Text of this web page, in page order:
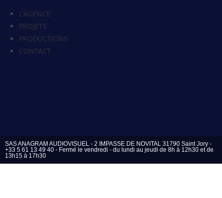
L’AGENCE
PROJETS
PRODUCTIONS
CONTACT
SAS ANAGRAM AUDIOVISUEL - 2 IMPASSE DE NOVITAL 31790 Saint Jory -
+33 5 61 13 49 40 - Fermé le vendredi - du lundi au jeudi de 8h à 12h30 et de
13h15 à 17h30